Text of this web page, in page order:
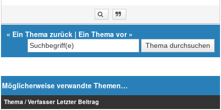
« Ein Thema zurück | Ein Thema vor»
Möglicherweise verwandte Themen…
Thema / Verfasser Letzter Beitrag